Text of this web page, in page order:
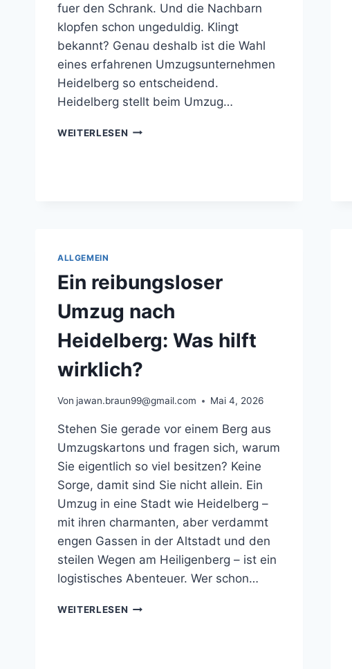
fuer den Schrank. Und die Nachbarn
klopfen schon ungeduldig. Klingt
bekannt? Genau deshalb ist die Wahl
eines erfahrenen Umzugsunternehmen
Heidelberg so entscheidend.
Heidelberg stellt beim Umzug…
WEITERLESEN ZEIT
ALLGEMEIN
Ein reibungsloser
Umzug nach
Heidelberg: Was hilft
wirklich?
Von jawan.braun99@gmail.com Mai 4, 2026
Stehen Sie gerade vor einem Berg aus
Umzugskartons und fragen sich, warum
Sie eigentlich so viel besitzen? Keine
Sorge, damit sind Sie nicht allein. Ein
Umzug in eine Stadt wie Heidelberg –
mit ihren charmanten, aber verdammt
engen Gassen in der Altstadt und den
steilen Wegen am Heiligenberg – ist ein
logistisches Abenteuer. Wer schon…
WEITERLESEN EIN